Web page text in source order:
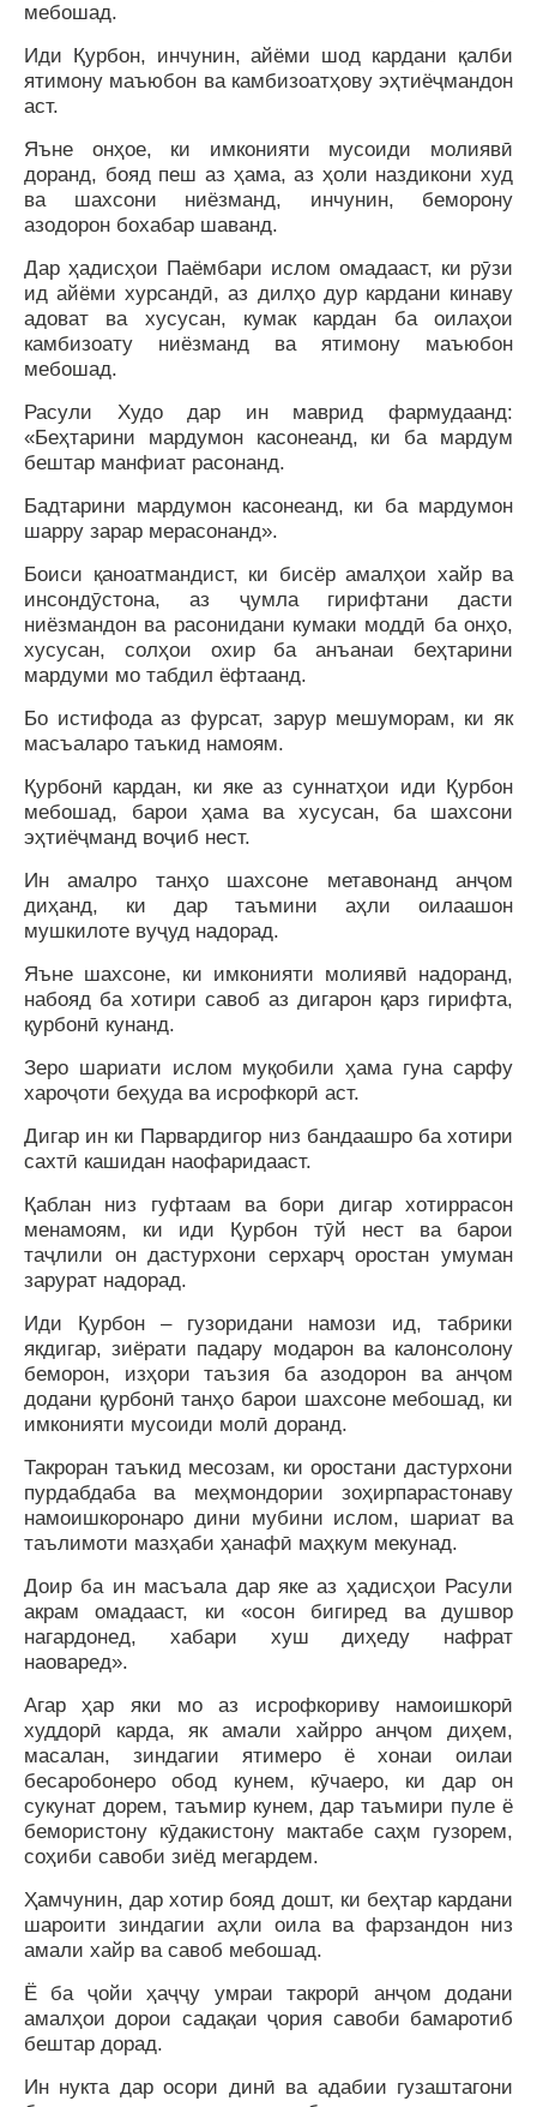
мебошад.
Иди Қурбон, инчунин, айёми шод кардани қалби
ятимону маъюбон ва камбизоатҳову эҳтиёҷмандон
аст.
Яъне онҳое, ки имконияти мусоиди молиявӣ
доранд, бояд пеш аз ҳама, аз ҳоли наздикони худ
ва шахсони ниёзманд, инчунин, беморону
азодорон бохабар шаванд.
Дар ҳадисҳои Паёмбари ислом омадааст, ки рӯзи
ид айёми хурсандӣ, аз дилҳо дур кардани кинаву
адоват ва хусусан, кумак кардан ба оилаҳои
камбизоату ниёзманд ва ятимону маъюбон
мебошад.
Расули Худо дар ин маврид фармудаанд:
«Беҳтарини мардумон касонеанд, ки ба мардум
бештар манфиат расонанд.
Бадтарини мардумон касонеанд, ки ба мардумон
шарру зарар мерасонанд».
Боиси қаноатмандист, ки бисёр амалҳои хайр ва
инсондӯстона, аз ҷумла гирифтани дасти
ниёзмандон ва расонидани кумаки моддӣ ба онҳо,
хусусан, солҳои охир ба анъанаи беҳтарини
мардуми мо табдил ёфтаанд.
Бо истифода аз фурсат, зарур мешуморам, ки як
масъаларо таъкид намоям.
Қурбонӣ кардан, ки яке аз суннатҳои иди Қурбон
мебошад, барои ҳама ва хусусан, ба шахсони
эҳтиёҷманд воҷиб нест.
Ин амалро танҳо шахсоне метавонанд анҷом
диҳанд, ки дар таъмини аҳли оилаашон
мушкилоте вуҷуд надорад.
Яъне шахсоне, ки имконияти молиявӣ надоранд,
набояд ба хотири савоб аз дигарон қарз гирифта,
қурбонӣ кунанд.
Зеро шариати ислом муқобили ҳама гуна сарфу
хароҷоти беҳуда ва исрофкорӣ аст.
Дигар ин ки Парвардигор низ бандаашро ба хотири
сахтӣ кашидан наофаридааст.
Қаблан низ гуфтаам ва бори дигар хотиррасон
менамоям, ки иди Қурбон тӯй нест ва барои
таҷлили он дастурхони серхарҷ оростан умуман
зарурат надорад.
Иди Қурбон – гузоридани намози ид, табрики
якдигар, зиёрати падару модарон ва калонсолону
беморон, изҳори таъзия ба азодорон ва анҷом
додани қурбонӣ танҳо барои шахсоне мебошад, ки
имконияти мусоиди молӣ доранд.
Такроран таъкид месозам, ки оростани дастурхони
пурдабдаба ва меҳмондории зоҳирпарастонаву
намоишкоронаро дини мубини ислом, шариат ва
таълимоти мазҳаби ҳанафӣ маҳкум мекунад.
Доир ба ин масъала дар яке аз ҳадисҳои Расули
акрам омадааст, ки «осон бигиред ва душвор
нагардонед, хабари хуш диҳеду нафрат
наоваред».
Агар ҳар яки мо аз исрофкориву намоишкорӣ
худдорӣ карда, як амали хайрро анҷом диҳем,
масалан, зиндагии ятимеро ё хонаи оилаи
бесаробонеро обод кунем, кӯчаеро, ки дар он
сукунат дорем, таъмир кунем, дар таъмири пуле ё
бемористону кӯдакистону мактабе саҳм гузорем,
соҳиби савоби зиёд мегардем.
Ҳамчунин, дар хотир бояд дошт, ки беҳтар кардани
шароити зиндагии аҳли оила ва фарзандон низ
амали хайр ва савоб мебошад.
Ё ба ҷойи ҳаҷҷу умраи такрорӣ анҷом додани
амалҳои дорои садақаи ҷория савоби бамаротиб
бештар дорад.
Ин нукта дар осори динӣ ва адабии гузаштагони